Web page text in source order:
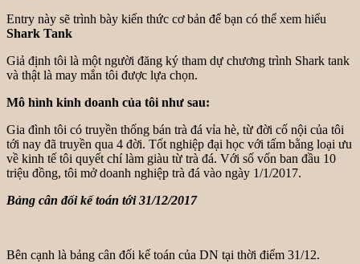
Entry này sẽ trình bày kiến thức cơ bản để bạn có thể xem hiểu
Shark Tank
Giả định tôi là một người đăng ký tham dự chương trình Shark tank
và thật là may mắn tôi được lựa chọn.
Mô hình kinh doanh của tôi như sau:
Gia đình tôi có truyền thống bán trà đá vỉa hè, từ đời cố nội của tôi
tới nay đã truyền qua 4 đời. Tốt nghiệp đại học với tấm bằng loại ưu
về kinh tế tôi quyết chí làm giàu từ trà đá. Với số vốn ban đầu 10
triệu đồng, tôi mở doanh nghiệp trà đá vào ngày 1/1/2017.
Bảng cân đối kế toán tới 31/12/2017
Bên cạnh là bảng cân đối kế toán của DN tại thời điểm 31/12.